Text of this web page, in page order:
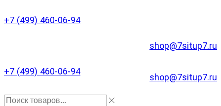
+7 (499) 460-06-94
shop@7situp7.ru
+7 (499) 460-06-94
shop@7situp7.ru